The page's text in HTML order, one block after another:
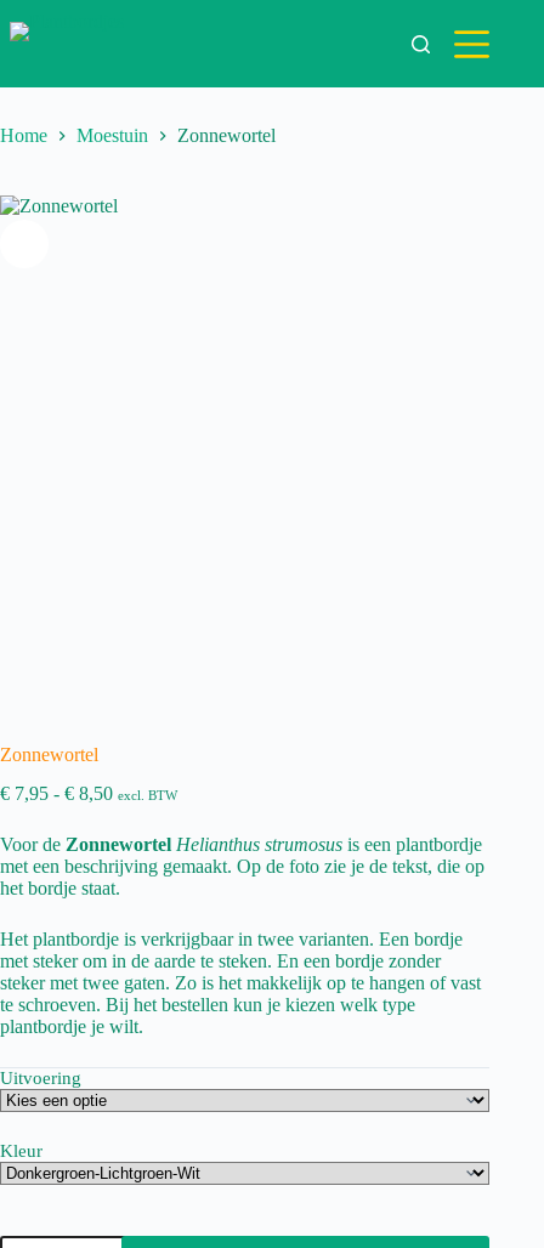
naar
Home Moestuin Zonnewortel
Zonnewortel
€ 7,95 - € 8,50Prijsklasse:
€ 8,50
excl. BTW
Voor de Zonnewortel Helianthus strumosus is een plantbordje
met een beschrijving gemaakt. Op de foto zie je de tekst, die op
het bordje staat.
Het plantbordje is verkrijgbaar in twee varianten. Een bordje
met steker om in de aarde te steken. En een bordje zonder
steker met twee gaten. Zo is het makkelijk op te hangen of vast
te schroeven. Bij het bestellen kun je kiezen welk type
plantbordje je wilt.
Uitvoering
Kleur